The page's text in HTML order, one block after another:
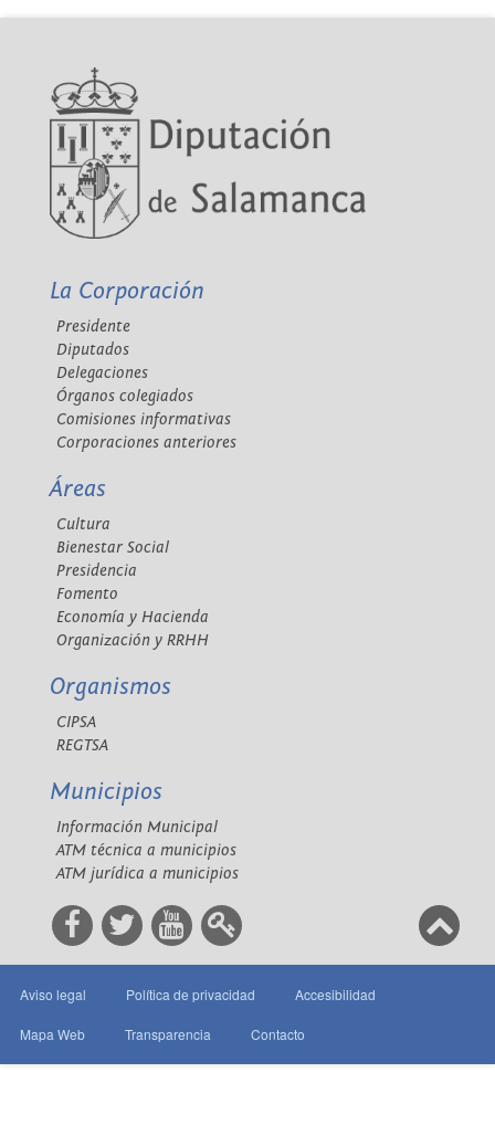
La Corporación
Presidente
Diputados
Delegaciones
Órganos colegiados
Comisiones informativas
Corporaciones anteriores
Áreas
Cultura
Bienestar Social
Presidencia
Fomento
Economía y Hacienda
Organización y RRHH
Organismos
CIPSA
REGTSA
Municipios
Información Municipal
ATM técnica a municipios
ATM jurídica a municipios
Aviso legal Política de privacidad Accesibilidad
Mapa Web Transparencia Contacto